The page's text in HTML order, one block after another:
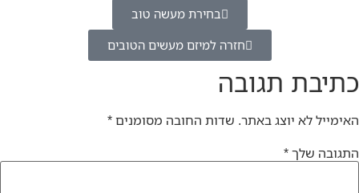
בחירת מעשה טוב
חזרה למיזם מעשים הטובים
כתיבת תגובה
האימייל לא יוצג באתר. שדות החובה מסומנים*
התגובה שלך*